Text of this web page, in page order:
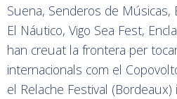
Suena, Senderos de Músicas,
El Náutico, Vigo Sea Fest,
han creuat la frontera per
internacionals com el
el Relache Festival